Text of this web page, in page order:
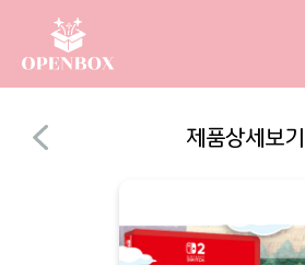
제품상세보기